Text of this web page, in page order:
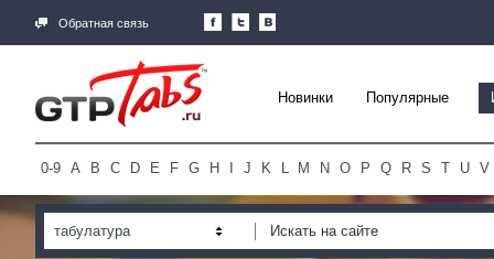
Обратная связь
Новинки Популярные
0-9 A B C D E F G H J K L M N O P Q R S T U V
табулатура